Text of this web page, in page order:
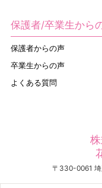
保護者/卒業生から
保護者からの声
卒業生からの声
よくある質問
〒330-0061